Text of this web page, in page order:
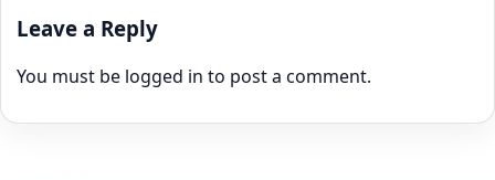
Leave a Reply
You must be logged in to post a comment.